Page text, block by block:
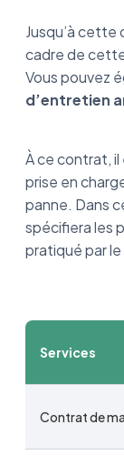
Jusqu’à cette
cadre de
Vous pouvez
d’entretien
À ce contrat,
prise en
panne. Dans
spécifiera les
pratiqué par
Services
Contrat de